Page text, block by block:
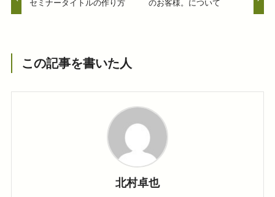
セミナータイトルの作り方 のお客様。について
この記事を書いた人
北村卓也